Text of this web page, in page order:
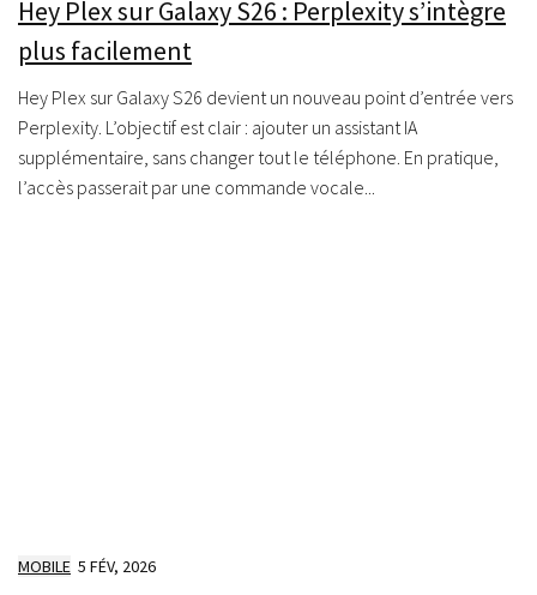
Hey Plex sur Galaxy S26 : Perplexity s’intègre
plus facilement
Hey Plex sur Galaxy S26 devient un nouveau point d’entrée vers
Perplexity. L’objectif est clair : ajouter un assistant IA
supplémentaire, sans changer tout le téléphone. En pratique,
l’accès passerait par une commande vocale...
MOBILE 5 FÉV, 2026